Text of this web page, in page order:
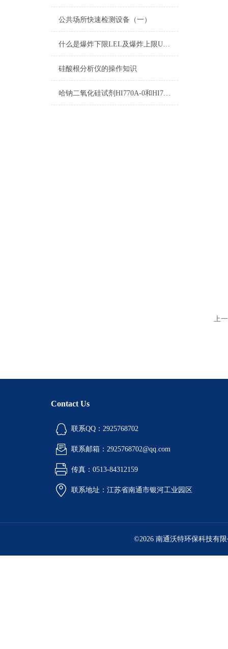
公共场所快速检测设备（一）
什么是爆炸下限LEL及爆炸上限UEL
硅酸根分析仪的操作知识
哈钠二氧化硅试剂HI770A-0和HI770B-0测量原理
上
Contact Us
联系QQ：2925768702
联系邮箱：2925768702@qq.com
传真：0513-84312159
联系地址：江苏省南通市银河工业园区
©2026 南通沃特环保科技有